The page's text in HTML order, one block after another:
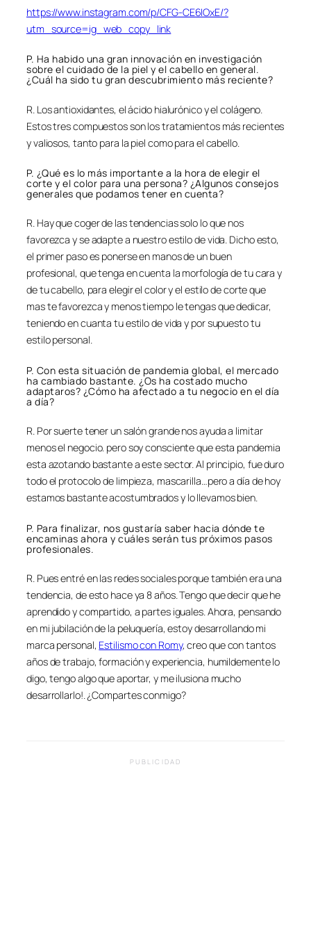
https://www.instagram.com/p/CFG-CE6IOxE/?
utm_source=ig_web_copy_link
P. Ha habido una gran innovación en investigación
sobre el cuidado de la piel y el cabello en general.
¿Cuál ha sido tu gran descubrimiento más reciente?
R. Los antioxidantes, el ácido hialurónico y el colágeno.
Estos tres compuestos son los tratamientos más recientes
y valiosos, tanto para la piel como para el cabello.
P. ¿Qué es lo más importante a la hora de elegir el
corte y el color para una persona? ¿Algunos consejos
generales que podamos tener en cuenta?
R. Hay que coger de las tendencias solo lo que nos
favorezca y se adapte a nuestro estilo de vida. Dicho esto,
el primer paso es ponerse en manos de un buen
profesional, que tenga en cuenta la morfología de tu cara y
de tu cabello, para elegir el color y el estilo de corte que
mas te favorezca y menos tiempo le tengas que dedicar,
teniendo en cuanta tu estilo de vida y por supuesto tu
estilo personal.
P. Con esta situación de pandemia global, el mercado
ha cambiado bastante. ¿Os ha costado mucho
adaptaros? ¿Cómo ha afectado a tu negocio en el día
a día?
R. Por suerte tener un salón grande nos ayuda a limitar
menos el negocio. pero soy consciente que esta pandemia
esta azotando bastante a este sector. Al principio, fue duro
todo el protocolo de limpieza, mascarilla…pero a día de hoy
estamos bastante acostumbrados y lo llevamos bien.
P. Para finalizar, nos gustaría saber hacia dónde te
encaminas ahora y cuáles serán tus próximos pasos
profesionales.
R. Pues entré en las redes sociales porque también era una
tendencia, de esto hace ya 8 años. Tengo que decir que he
aprendido y compartido, a partes iguales. Ahora, pensando
en mi jubilación de la peluquería, estoy desarrollando mi
marca personal, Estilismo con Romy, creo que con tantos
años de trabajo, formación y experiencia, humildemente lo
digo, tengo algo que aportar, y me ilusiona mucho
desarrollarlo!. ¿Compartes conmigo?
PUBLICIDAD